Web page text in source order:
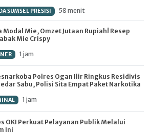
SUMSEL PRESISI 58 menit
Modal Mie, Omzet Jutaan Rupiah! Resep
Mie Crispy
1 jam
Polres Ogan Ilir Ringkus Residivis
Sabu, Polisi Sita Empat Paket Narkotika
1 jam
OKI Perkuat Pelayanan Publik Melalui
Ini